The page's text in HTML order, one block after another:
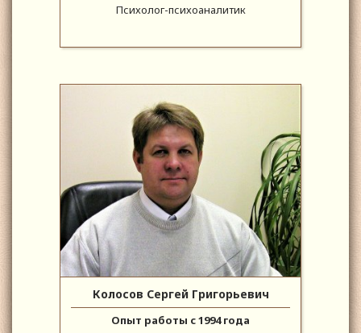
Психолог-психоаналитик
Колосов Сергей Григорьевич
Опыт работы с 1994 года